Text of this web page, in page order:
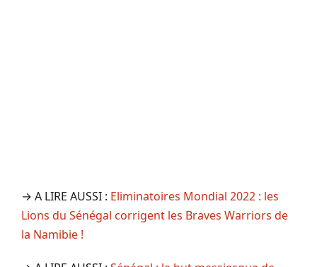
→ A LIRE AUSSI : Eliminatoires Mondial 2022 : les
Lions du Sénégal corrigent les Braves Warriors de
la Namibie !